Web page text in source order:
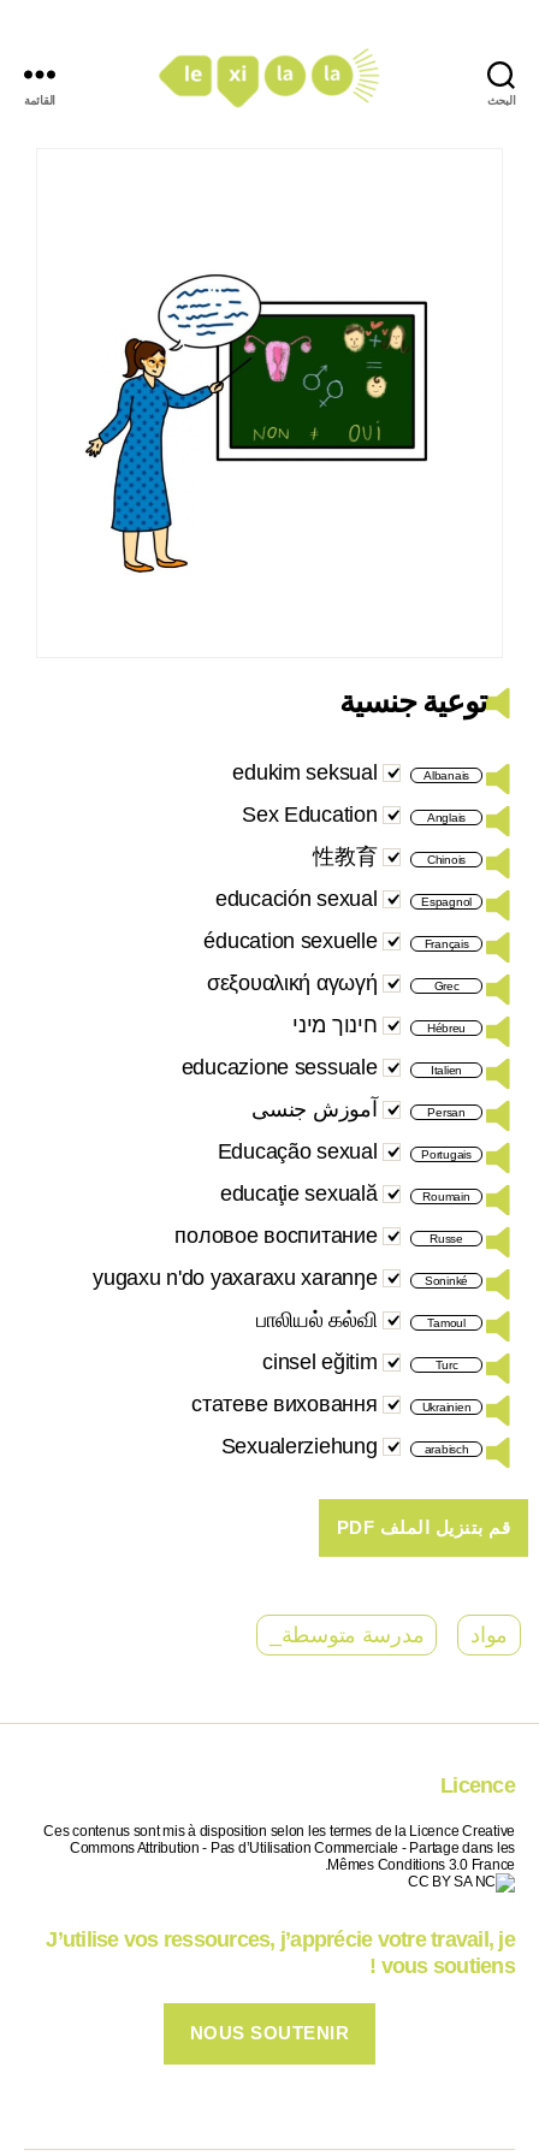
البحث القائمة
توعية جنسية
Albanais
edukim seksual
Anglais
Sex Education
Chinois
性教育
Espagnol
educación sexual
Français
éducation sexuelle
Grec
σεξουαλική αγωγή
Hébreu חינוך מיני
Italien
educazione sessuale
Persan آموزش جنسی
Portugais
Educação sexual
Roumain
educaţie sexuală
Russe
половое воспитание
Soninké
yugaxu n'do yaxaraxu xaranŋe
Tamoul
பாலியல் கல்வி
Turc
cinsel eğitim
Ukrainien
статеве виховання
arabisch
Sexualerziehung
مواد مدرسة متوسطة_
Licence
Ces contenus sont mis à disposition selon les termes de la Licence Creative
Commons Attribution - Pas d’Utilisation Commerciale - Partage dans les
Mêmes Conditions 3.0 France.
J’utilise vos ressources, j’apprécie votre travail, je
vous soutiens !
NOUS SOUTENIR